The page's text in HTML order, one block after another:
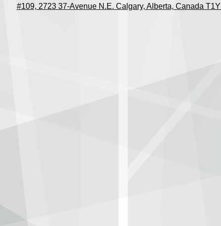
#109, 2723 37-Avenue N.E. Calgary, Alberta, Canada